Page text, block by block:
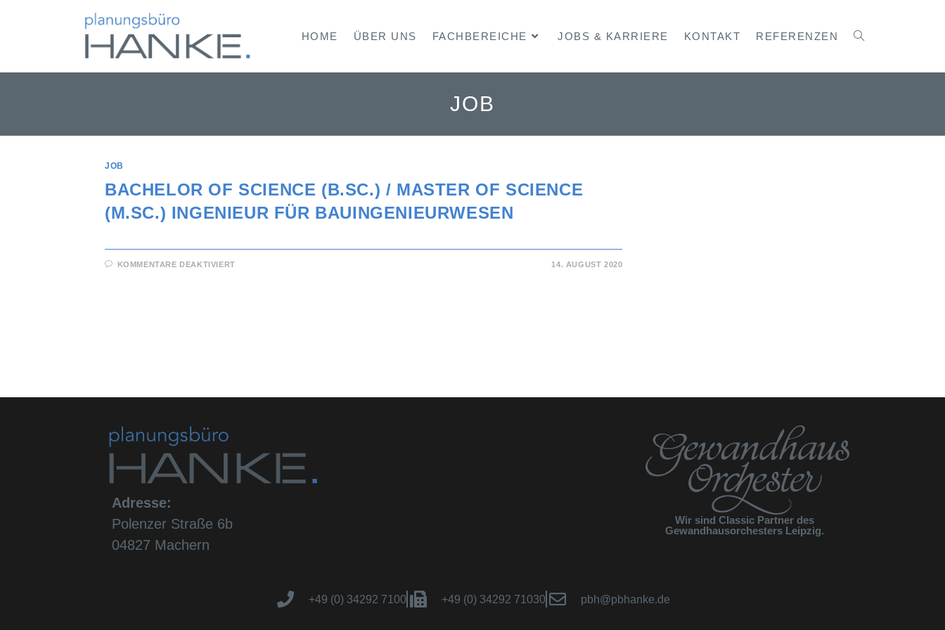
HOME ÜBER UNS FACHBEREICHE JOBS & KARRIERE KONTAKT REFERENZEN
JOB
JOB
BACHELOR OF SCIENCE (B.SC.) / MASTER OF SCIENCE
(M.SC.) INGENIEUR FÜR BAUINGENIEURWESEN
KOMMENTARE DEAKTIVIERT 14. AUGUST 2020
Adresse:
Polenzer Straße 6b
04827 Machern
Wir sind Classic Partner des
Gewandhausorchesters Leipzig.
+49 (0) 34292 7100 +49 (0) 34292 71030 pbh@pbhanke.de